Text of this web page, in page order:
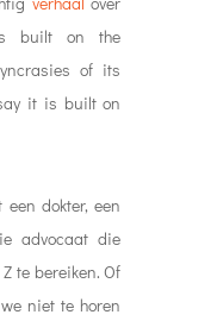
built on the
of its
it is built on
dokter, een
advocaat die
te bereiken. Of
niet te horen